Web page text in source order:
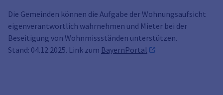
Die Gemeinden können die Aufgabe der Wohnungsaufsicht
eigenverantwortlich wahrnehmen und Mieter bei der
Beseitigung von Wohnmissständen unterstützen.
Stand: 04.12.2025. Link zum BayernPortal